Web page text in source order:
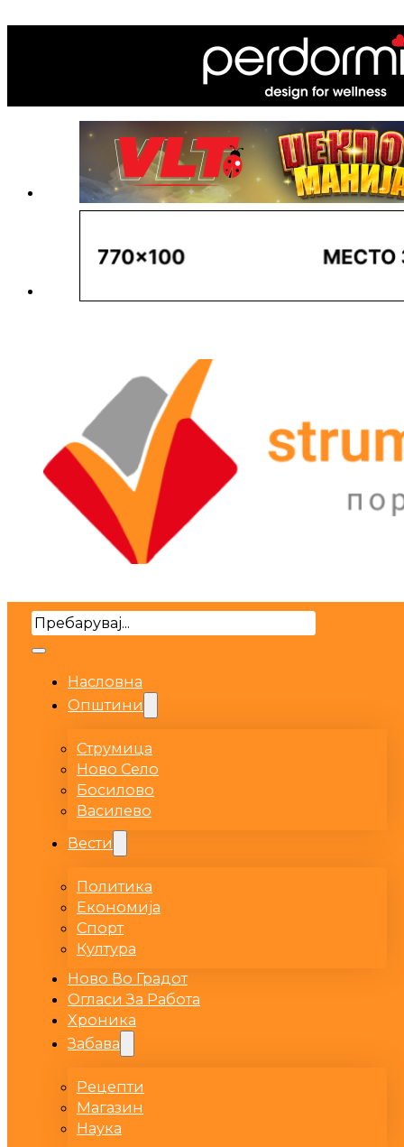
Search
Насловна
Општини
Струмица
Ново Село
Босилово
Василево
Вести
Политика
Економија
Спорт
Култура
Ново Во Градот
Огласи За Работа
Хроника
Забава
Рецепти
Магазин
Наука